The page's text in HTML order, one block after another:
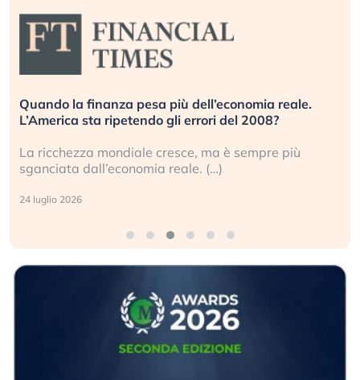
Quando la finanza pesa più dell’economia reale.
L’America sta ripetendo gli errori del 2008?
La ricchezza mondiale cresce, ma è sempre più
sganciata dall’economia reale. (…)
24 luglio 2026